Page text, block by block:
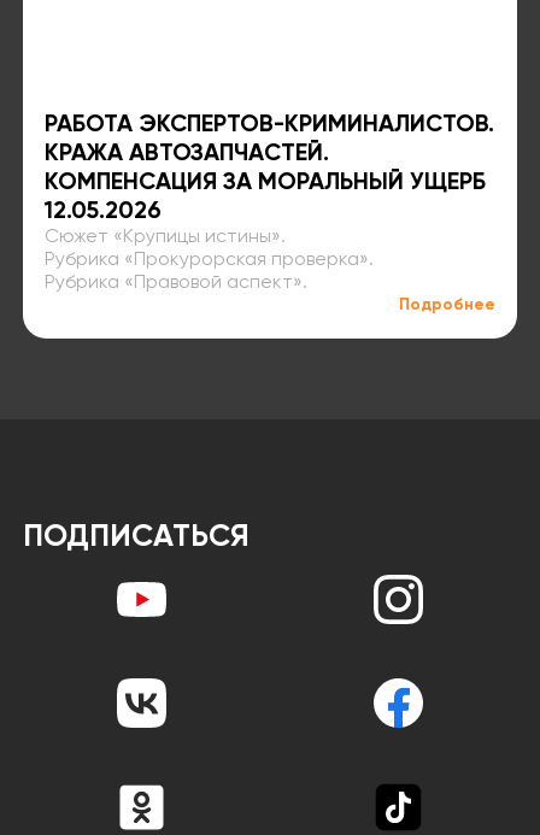
РАБОТА ЭКСПЕРТОВ-КРИМИНАЛИСТОВ.
КРАЖА АВТОЗАПЧАСТЕЙ.
КОМПЕНСАЦИЯ ЗА МОРАЛЬНЫЙ УЩЕРБ ⁣
12.05.2026
Сюжет «Крупицы истины»⁣⁣.
Рубрика «Прокурорская проверка»⁣⁣.
Рубрика «Правовой аспект»⁣⁣.
Подробнее
ПОДПИСАТЬСЯ